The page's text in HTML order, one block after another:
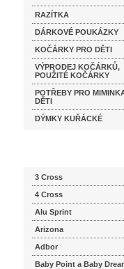
RAZÍTKA
DÁRKOVÉ POUKÁZKY
KOČÁRKY PRO DĚTI
VÝPRODEJ KOČÁRKŮ,
POUŽITÉ KOČÁRKY
POTŘEBY PRO
DĚTI
DÝMKY KUŘÁCKÉ
3 Cross
4 Cross
Alu Sprint
Arizona
Adbor
Baby Point a Baby